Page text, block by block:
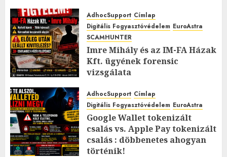
AdhocSupport Címlap
Digitális Fogyasztóvédelem EuroAstra
SCAMHUNTER
Imre Mihály és az IM-FA Házak
Kft. ügyének forensic
vizsgálata
AdhocSupport Címlap
Digitális Fogyasztóvédelem EuroAstra
Google Wallet tokenizált
csalás vs. Apple Pay tokenizált
csalás : döbbenetes ahogyan
történik!